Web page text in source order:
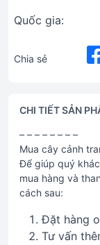
Quốc gia:
Chia sẻ
CHI TIẾT SẢN
– – – – – – – –
Mua cây cảnh
Để giúp quý
mua hàng và
cách sau:
Đặt hàng
Tư vấn